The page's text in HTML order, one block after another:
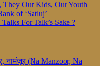
They Our Kids, Our Youth
of ‘Satluj’
Talks For Talk’s Sake ?
नामंजूर (Na Manzoor, Na